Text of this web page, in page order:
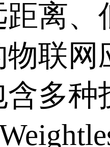
路CAN-
口，及
距离远，
CAN 协议转换器